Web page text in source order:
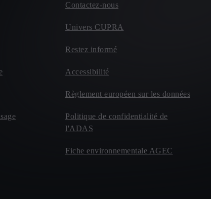
Contactez-nous
Univers CUPRA
Restez informé
Accessibilité
Règlement européen sur les données
Politique de confidentialité de
l'ADAS
Fiche environnementale AGEC